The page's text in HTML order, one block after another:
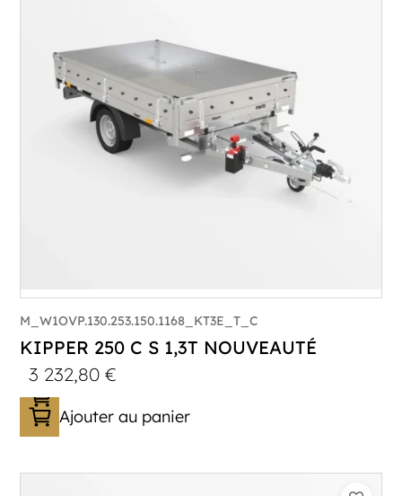
M_W1OVP.130.253.150.1168_KT3E_T_C
KIPPER 250 C S 1,3T NOUVEAUTÉ
3 232,80€
Ajouter au panier